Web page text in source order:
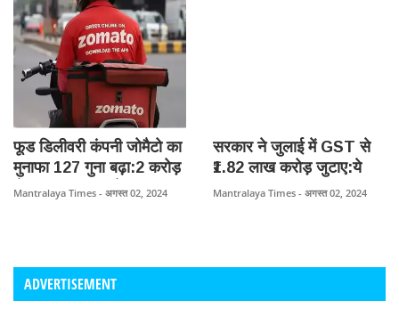
फूड डिलीवरी कंपनी जोमैटो का
मुनाफा 127 गुना बढ़ा:2 करोड़
से बढ़कर 253 करोड़ रुपए
Mantralaya Times - अगस्त 02, 2024
सरकार ने जुलाई में GST से
₹1.82 लाख करोड़ जुटाए:ये
2024-25 का दूसरा बड़ा
Mantralaya Times - अगस्त 02, 2024
ADVERTISEMENT